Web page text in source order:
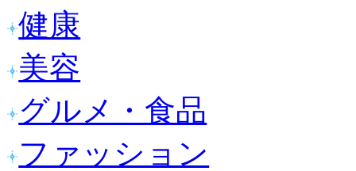
健康
美容
グルメ・食品
ファッション